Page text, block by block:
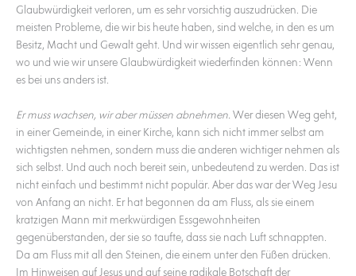
Glaubwürdigkeit verloren, um es sehr vorsichtig auszudrücken. Die
meisten Probleme, die wir bis heute haben, sind welche, in den es um
Besitz, Macht und Gewalt geht. Und wir wissen eigentlich sehr genau,
wo und wie wir unsere Glaubwürdigkeit wiederfinden können: Wenn
es bei uns anders ist.
Er muss wachsen, wir aber müssen abnehmen. Wer diesen Weg geht,
in einer Gemeinde, in einer Kirche, kann sich nicht immer selbst am
wichtigsten nehmen, sondern muss die anderen wichtiger nehmen als
sich selbst. Und auch noch bereit sein, unbedeutend zu werden. Das ist
nicht einfach und bestimmt nicht populär. Aber das war der Weg Jesu
von Anfang an nicht. Er hat begonnen da am Fluss, als sie einem
kratzigen Mann mit merkwürdigen Essgewohnheiten
gegenüberstanden, der sie so taufte, dass sie nach Luft schnappten.
Da am Fluss mit all den Steinen, die einem unter den Füßen drücken.
Im Hinweisen auf Jesus und auf seine radikale Botschaft der